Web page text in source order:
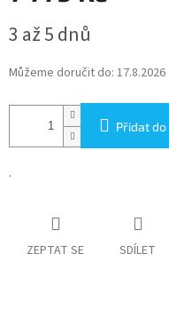
cena:
3 až 5 dnů
Můžeme doručit do: 17.8.2026
Přidat do
.
ZEPTAT SE SDÍLET